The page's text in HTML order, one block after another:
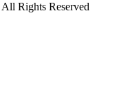
Rights Reserved